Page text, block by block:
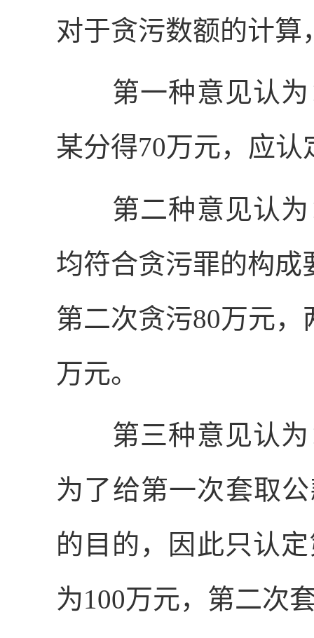
对于贪污数额的计
第一种意见认为
某分得70万元，应认
第二种意见认为
均符合贪污罪的构成
第二次贪污80万元，
万元。
第三种意见认为
为了给第一次套取
的目的，因此只认
为100万元，第二次